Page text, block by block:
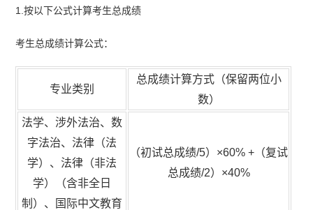
1.按以下公式计算考生总成绩
考生总成绩计算公式：
专业类别
总成绩计算方式（保留两位小
数）
法学、涉外法治、数
字法治、法律（法
学）、法律（非法
学）（含非全日
制）、国际中文教育
（初试总成绩/5）×60% +（复试
总成绩/2）×40%